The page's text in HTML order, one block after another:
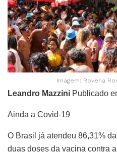
Imagem: Rovena
Leandro Mazzini Publicado
Ainda a Covid-19
O Brasil já atendeu 86,31%
duas doses da vacina contra